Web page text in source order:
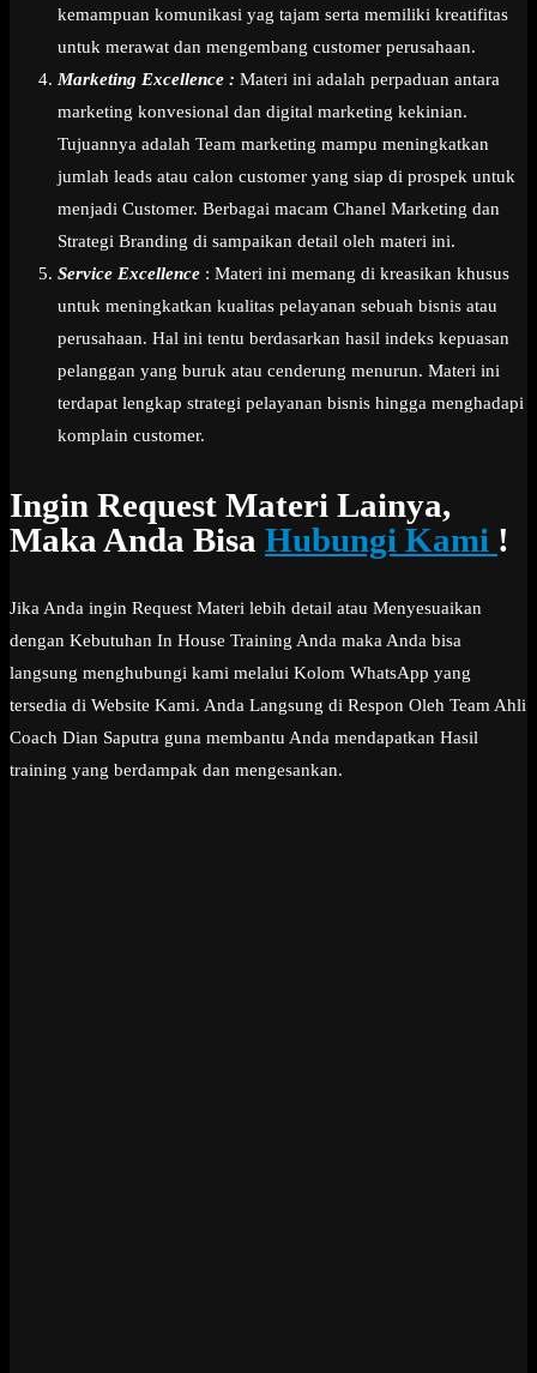
kemampuan komunikasi yag tajam serta memiliki kreatifitas
untuk merawat dan mengembang customer perusahaan.
Marketing Excellence : Materi ini adalah perpaduan antara
marketing konvesional dan digital marketing kekinian.
Tujuannya adalah Team marketing mampu meningkatkan
jumlah leads atau calon customer yang siap di prospek untuk
menjadi Customer. Berbagai macam Chanel Marketing dan
Strategi Branding di sampaikan detail oleh materi ini.
Service Excellence : Materi ini memang di kreasikan khusus
untuk meningkatkan kualitas pelayanan sebuah bisnis atau
perusahaan. Hal ini tentu berdasarkan hasil indeks kepuasan
pelanggan yang buruk atau cenderung menurun. Materi ini
terdapat lengkap strategi pelayanan bisnis hingga menghadapi
komplain customer.
Ingin Request Materi Lainya,
Maka Anda Bisa Hubungi Kami !
Jika Anda ingin Request Materi lebih detail atau Menyesuaikan
dengan Kebutuhan In House Training Anda maka Anda bisa
langsung menghubungi kami melalui Kolom WhatsApp yang
tersedia di Website Kami. Anda Langsung di Respon Oleh Team Ahli
Coach Dian Saputra guna membantu Anda mendapatkan Hasil
training yang berdampak dan mengesankan.